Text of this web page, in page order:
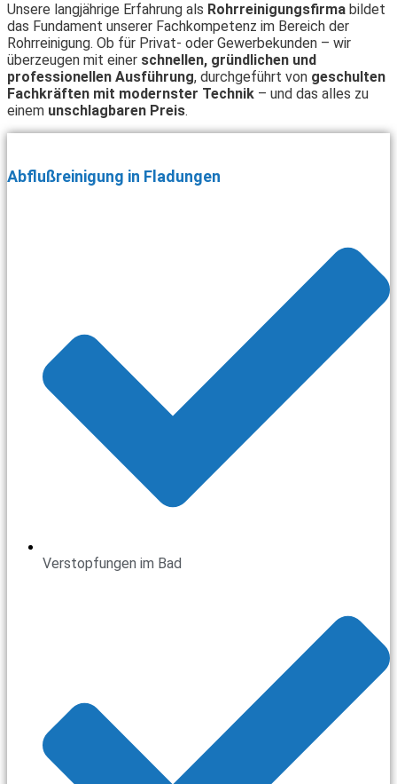
Unsere langjährige Erfahrung als Rohrreinigungsfirma bildet
das Fundament unserer Fachkompetenz im Bereich der
Rohrreinigung. Ob für Privat- oder Gewerbekunden – wir
überzeugen mit einer schnellen, gründlichen und
professionellen Ausführung, durchgeführt von geschulten
Fachkräften mit modernster Technik – und das alles zu
einem unschlagbaren Preis.
Abflußreinigung in Fladungen
Verstopfungen im Bad